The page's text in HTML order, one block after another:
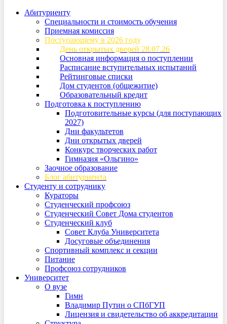
Абитуриенту
Специальности и стоимость обучения
Приемная комиссия
Поступающему в 2026 году
День открытых дверей 28.07.26
Основная информация о поступлении
Расписание вступительных испытаний
Рейтинговые списки
Дом студентов (общежитие)
Образовательный кредит
Подготовка к поступлению
Подготовительные курсы (для поступающих
2027)
Дни факультетов
Дни открытых дверей
Конкурс творческих работ
Гимназия «Ольгино»
Заочное образование
Блог абитуриента
Студенту и сотруднику
Кураторы
Студенческий профсоюз
Студенческий Совет Дома студентов
Студенческий клуб
Совет Клуба Университета
Досуговые объединения
Спортивный комплекс и секции
Питание
Профсоюз сотрудников
Университет
О вузе
Гимн
Владимир Путин о СПбГУП
Лицензия и свидетельство об аккредитации